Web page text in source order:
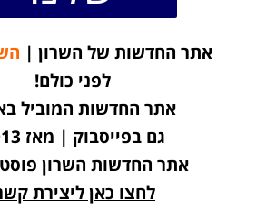
אתר החדשות של השרון |
לפני כולם!
אתר החדשות המוביל
גם בפייסבוק | מאז 2013
אתר החדשות השרון פוסט
לחצו כאן ליצירת